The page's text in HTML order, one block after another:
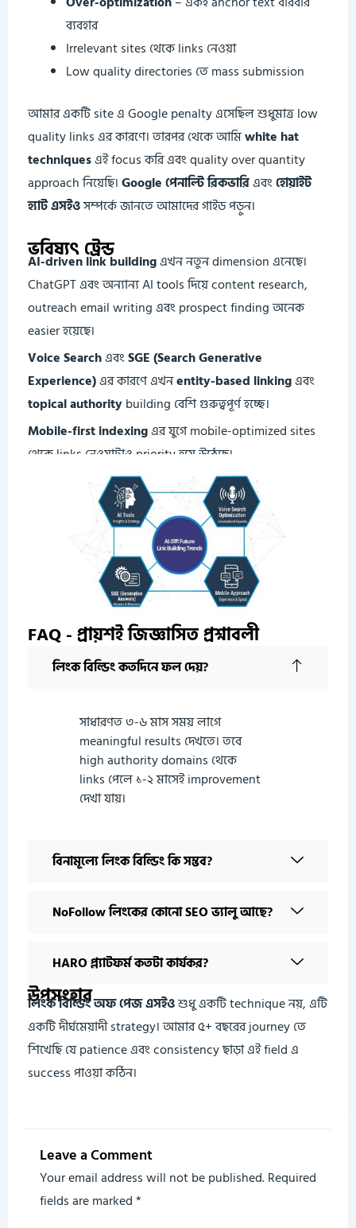
ব্যবহার
Irrelevant sites থেকে links নেওয়া
Low quality directories তে mass submission
আমার একটি site এ Google penalty এসেছিল শুধুমাত্র low
quality links এর কারণে। তারপর থেকে আমিwhite hat
techniquesএই focus করি এবং quality over quantity
approach নিয়েছি।Google পেনাল্টি রিকভারিএবংহোয়াইট
হ্যাট এসইওসম্পর্কে জানতে আমাদের গাইড পড়ুন।
ভবিষ্যৎ ট্রেন্ড
AI-driven link buildingএখন নতুন dimension এনেছে।
ChatGPT এবং অন্যান্য AI tools দিয়ে content research,
outreach email writing এবং prospect finding অনেক
easier হয়েছে।
Voice SearchএবংSGE (Search Generative
Experience)এর কারণে এখনentity-based linkingএবং
topical authoritybuilding বেশি গুরুত্বপূর্ণ হচ্ছে।
Mobile-first indexingএর যুগে mobile-optimized sites
থেকে links নেওয়াটাও priority হয়ে উঠেছে।
FAQ - প্রায়শই জিজ্ঞাসিত প্রশ্নাবলী
লিংক বিল্ডিং কতদিনে ফল দেয়?
সাধারণত ৩-৬ মাস সময় লাগে
meaningful results দেখতে। তবে
high authority domains থেকে
links পেলে ১-২ মাসেই improvement
দেখা যায়।
বিনামূল্যে লিংক বিল্ডিং কি সম্ভব?
NoFollow লিংকের কোনো SEO ভ্যালু আছে?
HARO প্ল্যাটফর্ম কতটা কার্যকর?
উপসংহার
লিংক বিল্ডিং অফ পেজ এসইওশুধু একটি technique নয়, এটি
একটি দীর্ঘমেয়াদী strategy। আমার ৫+ বছরের journey তে
শিখেছি যে patience এবং consistency ছাড়া এই field এ
success পাওয়া কঠিন।
Leave a Comment
Your email address will not be published.Required
fields are marked*